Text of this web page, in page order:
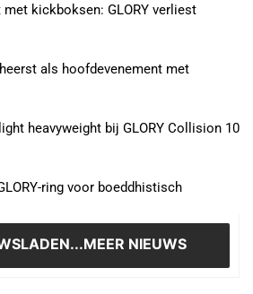
kickboksen: GLORY verliest
als hoofdevenement met
heavyweight bij GLORY Collision 10
ring voor boeddhistisch
LADEN...MEER NIEUWS